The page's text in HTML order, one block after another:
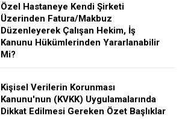
Özel Hastaneye Kendi Şirketi
Üzerinden Fatura/Makbuz
Düzenleyerek Çalışan Hekim, İş
Kanunu Hükümlerinden Yararlanabilir
Mi?
Kişisel Verilerin Korunması
Kanunu'nun (KVKK) Uygulamalarında
Dikkat Edilmesi Gereken Özet Başlıklar